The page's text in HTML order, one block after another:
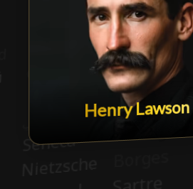
Henry Lawson